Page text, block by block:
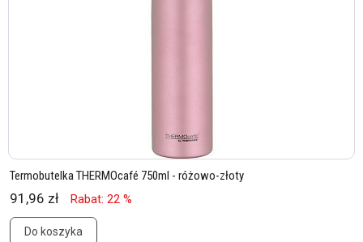
Termobutelka THERMOcafé 750ml - różowo-złoty
91,96 zł Rabat: 22 %
Do koszyka